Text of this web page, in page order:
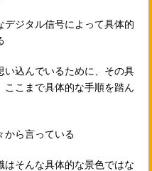
デジタル信号によって具体的
い込んでいるために、その具
ここまで具体的な手順を踏ん
から言っている
はそんな具体的な景色ではな